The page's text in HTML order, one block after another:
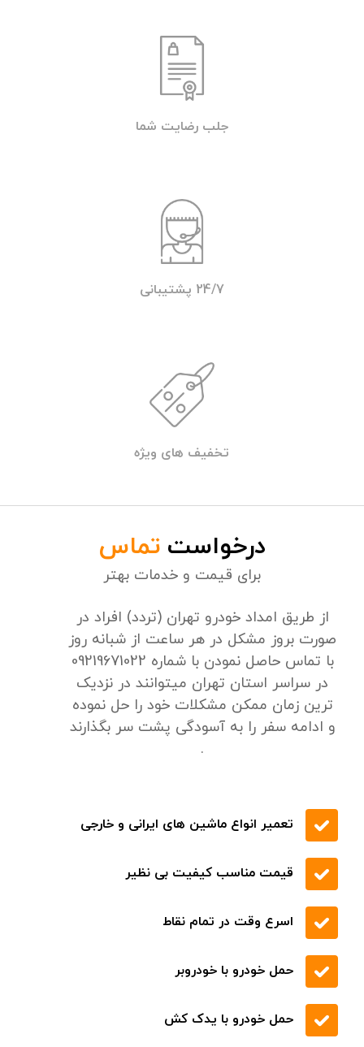
جلب رضایت شما
24/7 پشتیبانی
تخفیف های ویژه
درخواستتماس
برای قیمت و خدمات بهتر
از طریق امداد خودرو تهران (تردد) افراد در
صورت بروز مشکل در هر ساعت از شبانه روز
با تماس حاصل نمودن با شماره 09219671022
در سراسر استان تهران میتوانند در نزدیک
ترین زمان ممکن مشکلات خود را حل نموده
و ادامه سفر را به آسودگی پشت سر بگذارند
.
تعمیر انواع ماشین های ایرانی و خارجی
قیمت مناسب کیفیت بی نظیر
اسرع وقت در تمام نقاط
حمل خودرو با خودروبر
حمل خودرو با یدک کش